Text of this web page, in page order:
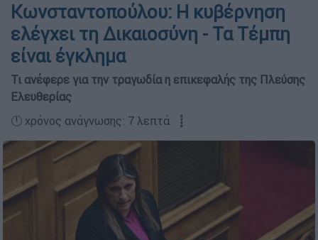
Κωνσταντοπούλου: Η κυβέρνηση
ελέγχει τη Δικαιοσύνη - Τα Τέμπη
είναι έγκλημα
Τι ανέφερε για την τραγωδία η επικεφαλής της Πλεύσης
Ελευθερίας
🕛 χρόνος ανάγνωσης: 7 λεπτά ┋